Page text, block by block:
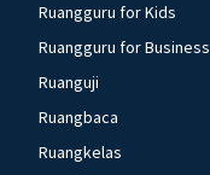
Ruangguru for Kids
Ruangguru for Business
Ruanguji
Ruangbaca
Ruangkelas